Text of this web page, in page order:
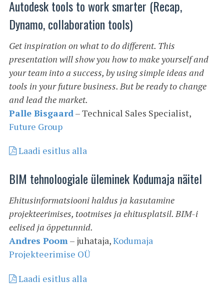
Autodesk tools to work smarter (Recap,
Dynamo, collaboration tools)
Get inspiration on what to do different. This
presentation will show you how to make yourself and
your team into a success, by using simple ideas and
tools in your future business. But be ready to change
and lead the market.
Palle Bisgaard – Technical Sales Specialist,
Future Group
Laadi esitlus alla
BIM tehnoloogiale üleminek Kodumaja näitel
Ehitusinformatsiooni haldus ja kasutamine
projekteerimises, tootmises ja ehitusplatsil. BIM-i
eelised ja õppetunnid.
Andres Poom– juhataja,Kodumaja
Projekteerimise OÜ
Laadi esitlus alla